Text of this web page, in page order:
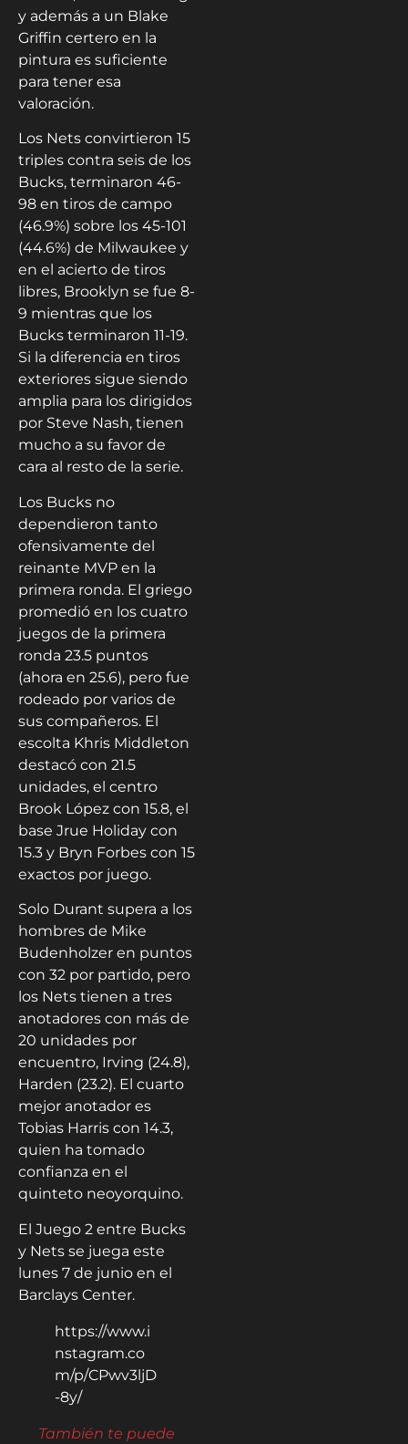
y además a un Blake
Griffin certero en la
pintura es suficiente
para tener esa
valoración.
Los Nets convirtieron 15
triples contra seis de los
Bucks, terminaron 46-
98 en tiros de campo
(46.9%) sobre los 45-101
(44.6%) de Milwaukee y
en el acierto de tiros
libres, Brooklyn se fue 8-
9 mientras que los
Bucks terminaron 11-19.
Si la diferencia en tiros
exteriores sigue siendo
amplia para los dirigidos
por Steve Nash, tienen
mucho a su favor de
cara al resto de la serie.
Los Bucks no
dependieron tanto
ofensivamente del
reinante MVP en la
primera ronda. El griego
promedió en los cuatro
juegos de la primera
ronda 23.5 puntos
(ahora en 25.6), pero fue
rodeado por varios de
sus compañeros. El
escolta Khris Middleton
destacó con 21.5
unidades, el centro
Brook López con 15.8, el
base Jrue Holiday con
15.3 y Bryn Forbes con 15
exactos por juego.
Solo Durant supera a los
hombres de Mike
Budenholzer en puntos
con 32 por partido, pero
los Nets tienen a tres
anotadores con más de
20 unidades por
encuentro, Irving (24.8),
Harden (23.2). El cuarto
mejor anotador es
Tobias Harris con 14.3,
quien ha tomado
confianza en el
quinteto neoyorquino.
El Juego 2 entre Bucks
y Nets se juega este
lunes 7 de junio en el
Barclays Center.
https://www.i
nstagram.co
m/p/CPwv3ljD
-8y/
También te puede